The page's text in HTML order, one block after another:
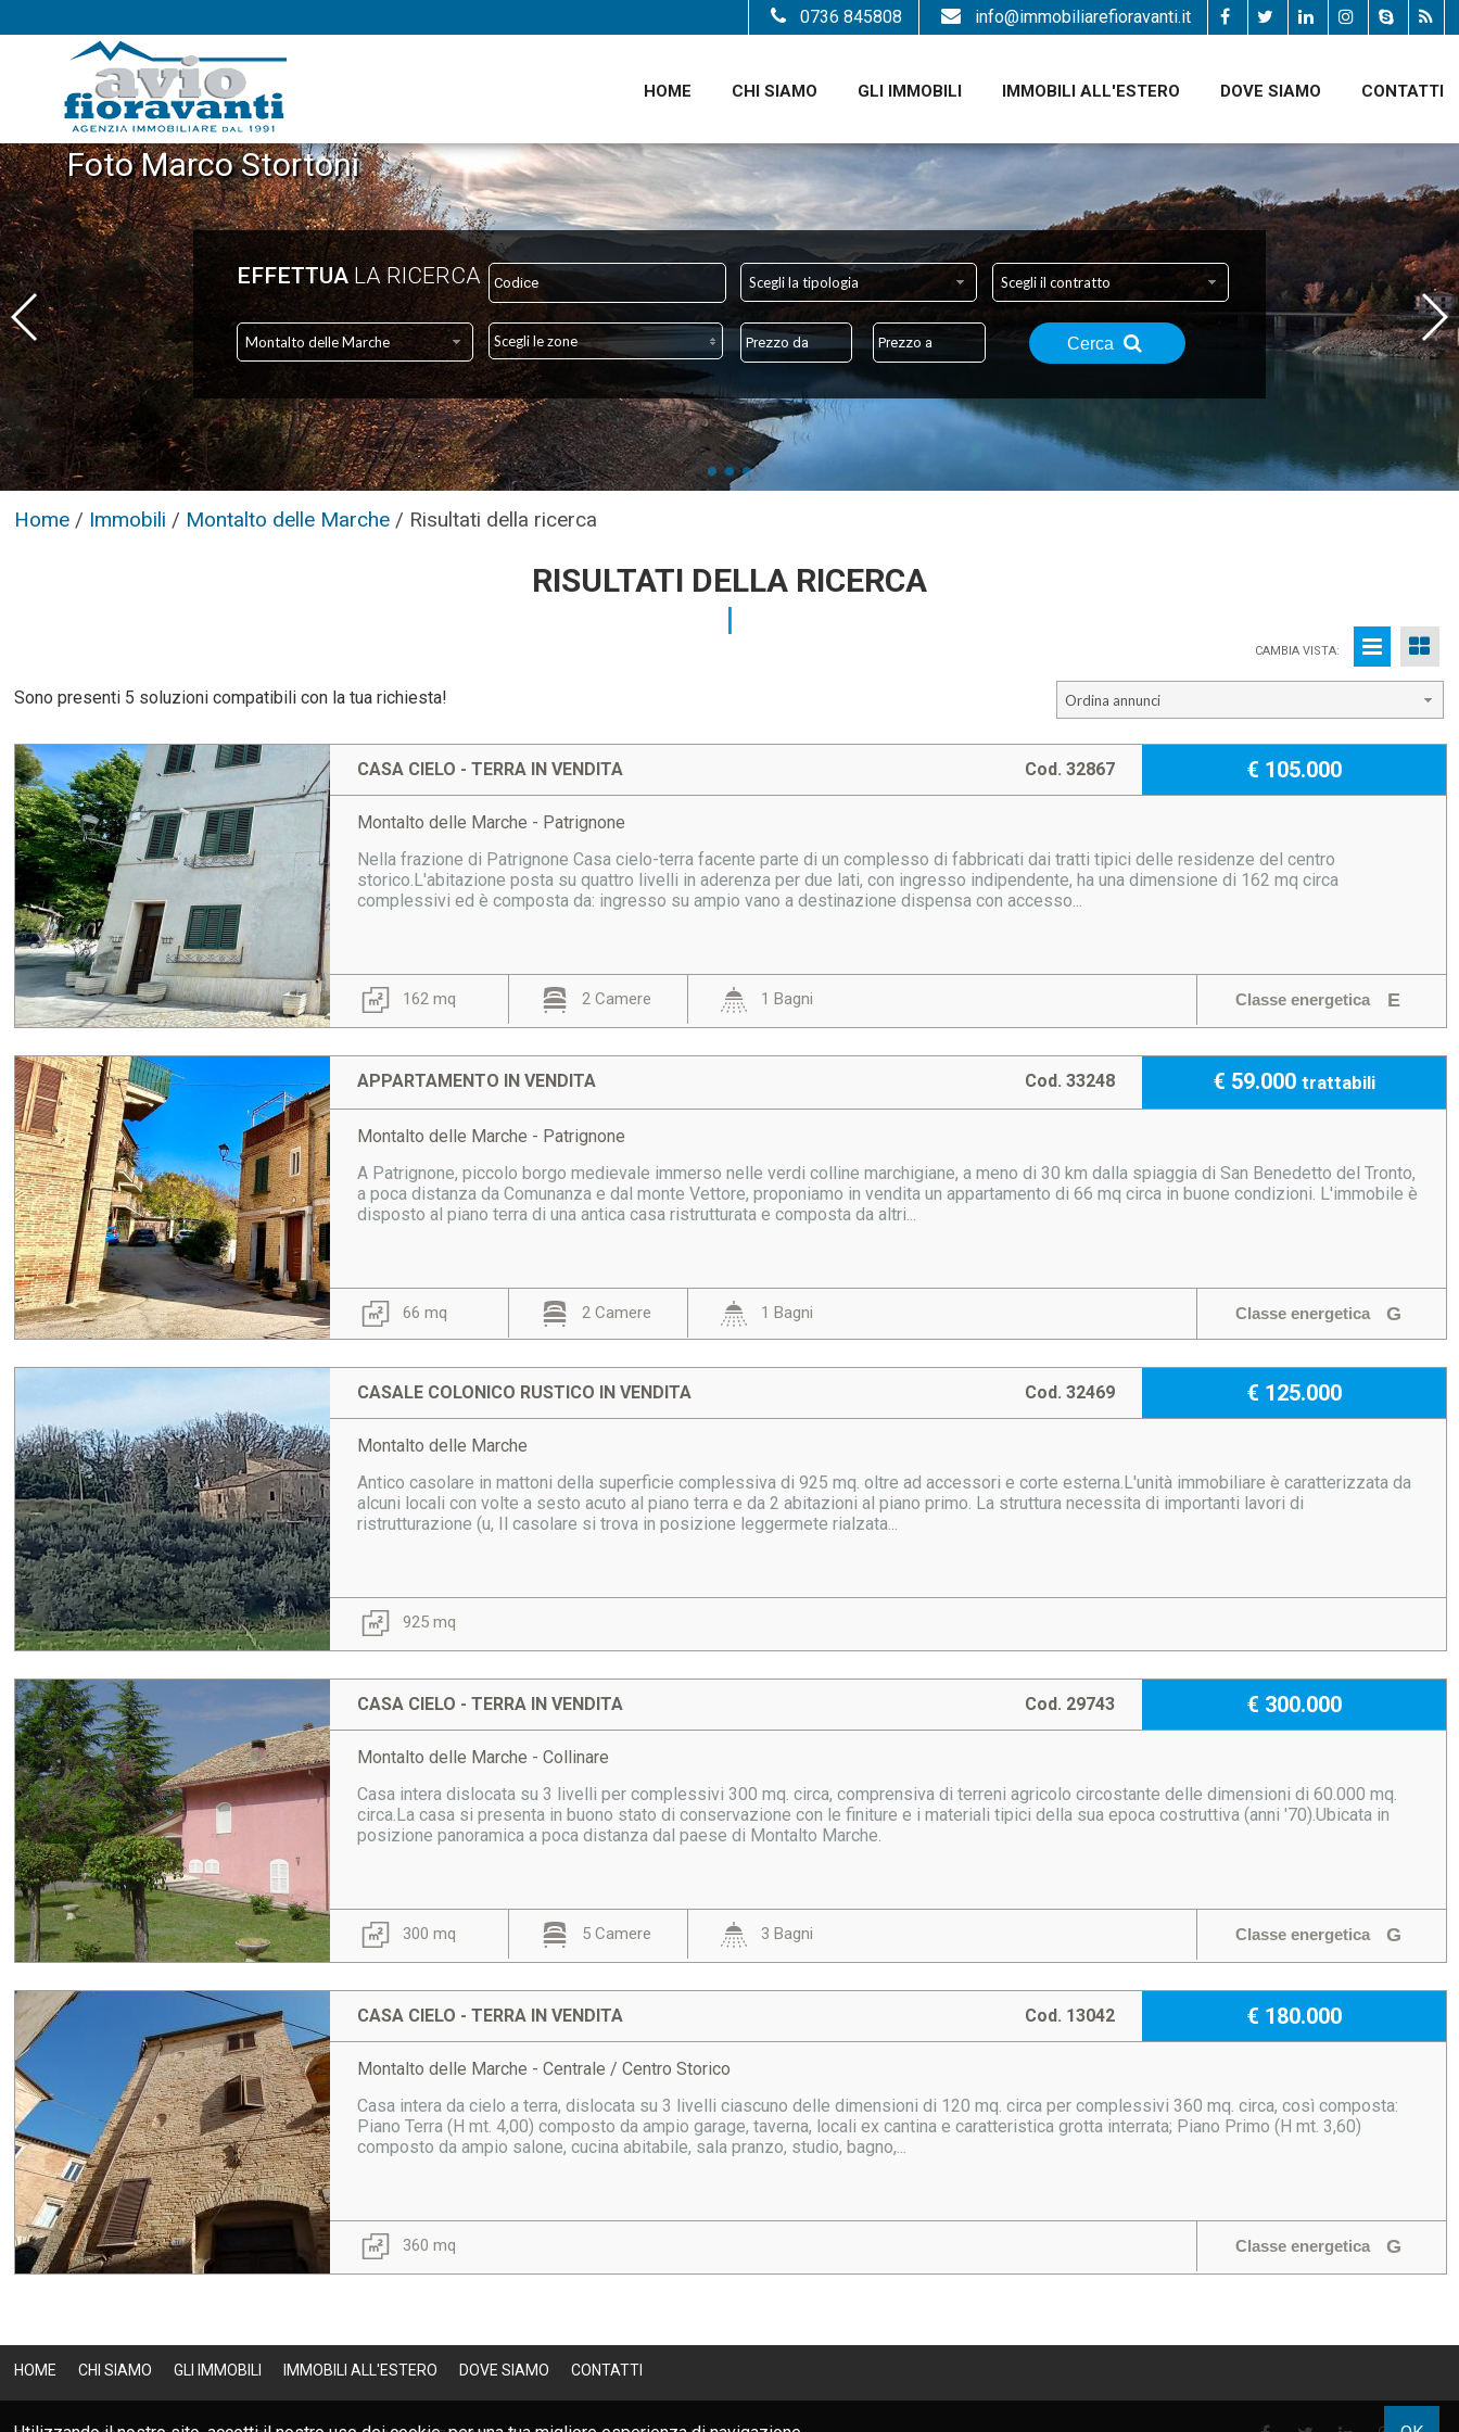
HOME CHI SIAMO GLI IMMOBILI IMMOBILI ALL'ESTERO DOVE SIAMO CONTATTI
info@immobiliarefioravanti.it
0736 845808
Foto Marco Stortoni
EFFETTUALA RICERCA Scegli la tipologia Scegli il contratto
Montalto delle Marche Scegli le zone Cerca
Home / Immobili / Montalto delle Marche / Risultati della ricerca
RISULTATI DELLA RICERCA
CAMBIA VISTA:
Sono presenti 5 soluzioni compatibili con la tua richiesta! Ordina annunci
CASA CIELO - TERRA IN VENDITA € 105.000
Cod. 32867
Montalto delle Marche - Patrignone
Nella frazione di Patrignone Casa cielo-terra facente parte di un complesso di fabbricati dai tratti tipici delle residenze del centro
storico.L'abitazione posta su quattro livelli in aderenza per due lati, con ingresso indipendente, ha una dimensione di 162 mq circa
complessivi ed è composta da: ingresso su ampio vano a destinazione dispensa con accesso...
162 mq 2 Camere 1 Bagni Classe energetica E
APPARTAMENTO IN VENDITA € 59.000 trattabili
Cod. 33248
Montalto delle Marche - Patrignone
A Patrignone, piccolo borgo medievale immerso nelle verdi colline marchigiane, a meno di 30 km dalla spiaggia di San Benedetto del Tronto,
a poca distanza da Comunanza e dal monte Vettore, proponiamo in vendita un appartamento di 66 mq circa in buone condizioni. L'immobile è
disposto al piano terra di una antica casa ristrutturata e composta da altri...
66 mq 2 Camere 1 Bagni Classe energetica G
CASALE COLONICO RUSTICO IN VENDITA € 125.000
Cod. 32469
Montalto delle Marche
Antico casolare in mattoni della superficie complessiva di 925 mq. oltre ad accessori e corte esterna.L'unità immobiliare è caratterizzata da
alcuni locali con volte a sesto acuto al piano terra e da 2 abitazioni al piano primo. La struttura necessita di importanti lavori di
ristrutturazione (u, Il casolare si trova in posizione leggermete rialzata...
925 mq
CASA CIELO - TERRA IN VENDITA € 300.000
Cod. 29743
Montalto delle Marche - Collinare
Casa intera dislocata su 3 livelli per complessivi 300 mq. circa, comprensiva di terreni agricolo circostante delle dimensioni di 60.000 mq.
circa.La casa si presenta in buono stato di conservazione con le finiture e i materiali tipici della sua epoca costruttiva (anni '70).Ubicata in
posizione panoramica a poca distanza dal paese di Montalto Marche.
300 mq 5 Camere 3 Bagni Classe energetica G
CASA CIELO - TERRA IN VENDITA € 180.000
Cod. 13042
Montalto delle Marche - Centrale / Centro Storico
Casa intera da cielo a terra, dislocata su 3 livelli ciascuno delle dimensioni di 120 mq. circa per complessivi 360 mq. circa, così composta:
Piano Terra (H mt. 4,00) composto da ampio garage, taverna, locali ex cantina e caratteristica grotta interrata; Piano Primo (H mt. 3,60)
composto da ampio salone, cucina abitabile, sala pranzo, studio, bagno,...
360 mq Classe energetica G
HOME CHI SIAMO GLI IMMOBILI IMMOBILI ALL'ESTERO DOVE SIAMO CONTATTI